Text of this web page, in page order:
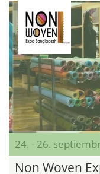
24. - 26.
Non Woven